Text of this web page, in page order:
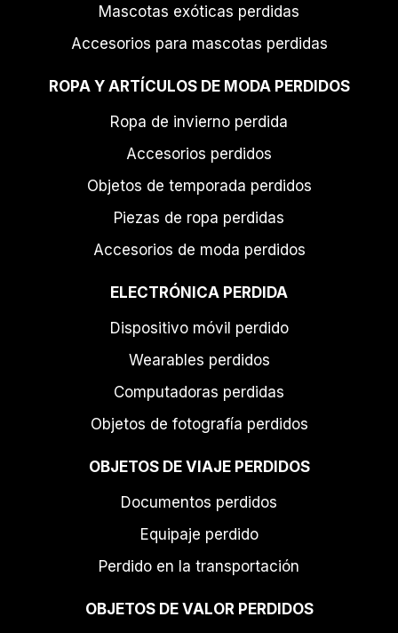
Mascotas exóticas perdidas
Accesorios para mascotas perdidas
ROPA Y ARTÍCULOS DE MODA PERDIDOS
Ropa de invierno perdida
Accesorios perdidos
Objetos de temporada perdidos
Piezas de ropa perdidas
Accesorios de moda perdidos
ELECTRÓNICA PERDIDA
Dispositivo móvil perdido
Wearables perdidos
Computadoras perdidas
Objetos de fotografía perdidos
OBJETOS DE VIAJE PERDIDOS
Documentos perdidos
Equipaje perdido
Perdido en la transportación
OBJETOS DE VALOR PERDIDOS